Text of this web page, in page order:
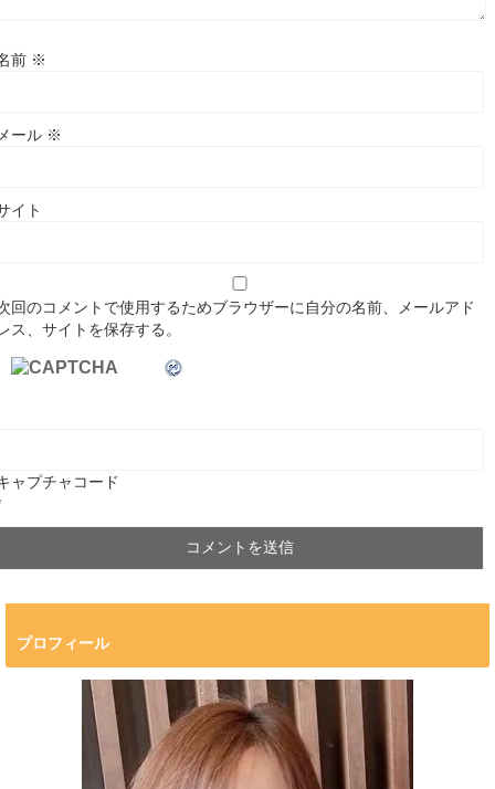
前 ※
ール ※
イト
回のコメントで使用するためブラウザーに自分の名前、メールアド
ス、サイトを保存する。
ャプチャコード
プロフィール